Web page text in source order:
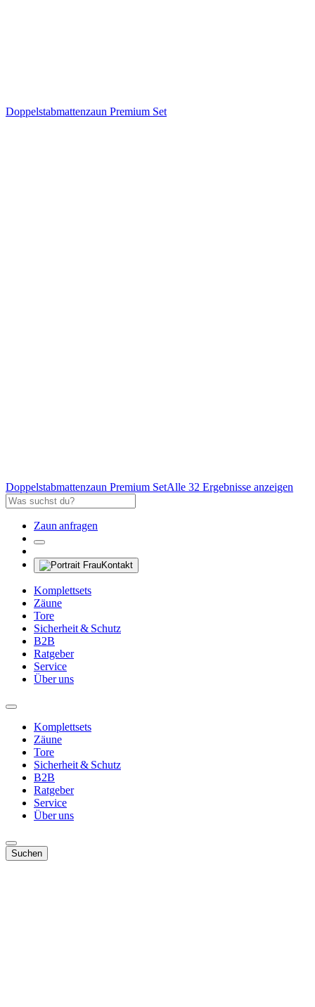
Doppelstabmattenzaun Premium Set
Doppelstabmattenzaun Premium SetAlle 32 Ergebnisse anzeigen
Zaun anfragen
Kontakt
Komplettsets
Zäune
Tore
Sicherheit & Schutz
B2B
Ratgeber
Service
Über uns
Komplettsets
Zäune
Tore
Sicherheit & Schutz
B2B
Ratgeber
Service
Über uns
Suchen